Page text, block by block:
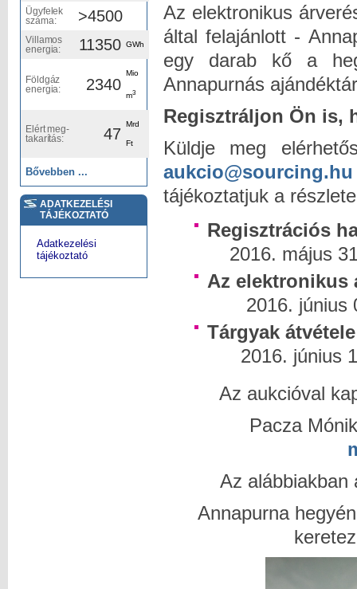
Ügyfelek
száma:
>4500
Villamos
energia:
11350 GWh
Földgáz
energia:
2340
Mio
m3
Elért meg-
takarítás:
47
Mrd
Ft
Bővebben ...
ADATKEZELÉSI
TÁJÉKOZTATÓ
Adatkezelési
tájékoztató
Az elektronikus
által felajánlott -
egy darab kő a
Annapurnás
Regisztráljon Ön is,
Küldje meg
aukcio@sourcing.hu
tájékoztatjuk a
2016. május
Az elektronikus
2016. június
Tárgyak
2016. június
Az aukcióval
Pacza
Az alábbiakban
Annapurna